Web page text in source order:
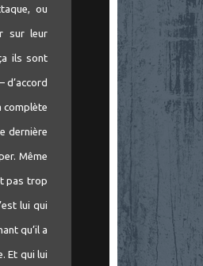
ou
sur leur
ils sont
d’accord
complète
dernière
Même
pas trop
lui qui
qu’il a
Et qui lui